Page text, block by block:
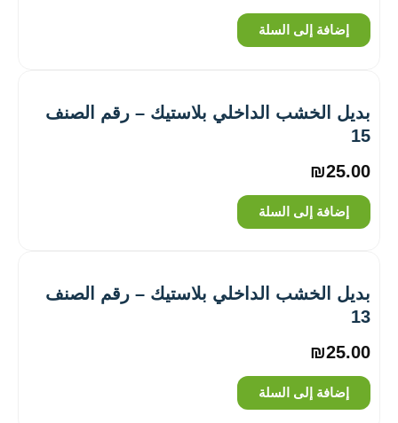
إضافة إلى السلة
بديل الخشب الداخلي بلاستيك – رقم الصنف
15
₪25.00
إضافة إلى السلة
بديل الخشب الداخلي بلاستيك – رقم الصنف
13
₪25.00
إضافة إلى السلة